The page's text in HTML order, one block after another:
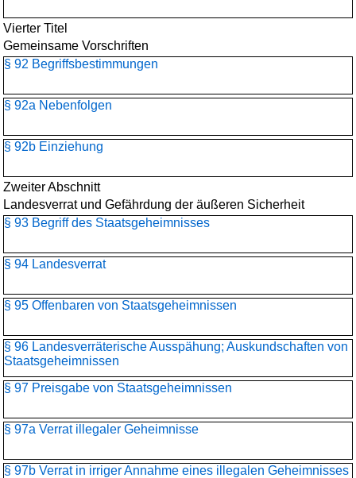
Vierter Titel
Gemeinsame Vorschriften
§ 92 Begriffsbestimmungen
§ 92a Nebenfolgen
§ 92b Einziehung
Zweiter Abschnitt
Landesverrat und Gefährdung der äußeren Sicherheit
§ 93 Begriff des Staatsgeheimnisses
§ 94 Landesverrat
§ 95 Offenbaren von Staatsgeheimnissen
§ 96 Landesverräterische Ausspähung; Auskundschaften von
Staatsgeheimnissen
§ 97 Preisgabe von Staatsgeheimnissen
§ 97a Verrat illegaler Geheimnisse
§ 97b Verrat in irriger Annahme eines illegalen Geheimnisses